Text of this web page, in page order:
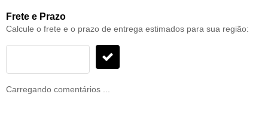
Frete e Prazo
Calcule o frete e o prazo de entrega estimados para sua região:
Carregando comentários ...